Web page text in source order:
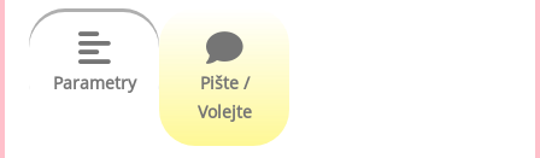
Parametry
Pište /
Volejte